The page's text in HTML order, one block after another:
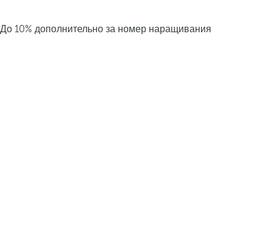
До 10% дополнительно за номер наращивания